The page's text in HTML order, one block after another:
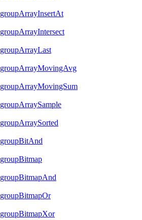
groupArrayInsertAt
groupArrayIntersect
groupArrayLast
groupArrayMovingAvg
groupArrayMovingSum
groupArraySample
groupArraySorted
groupBitAnd
groupBitmap
groupBitmapAnd
groupBitmapOr
groupBitmapXor